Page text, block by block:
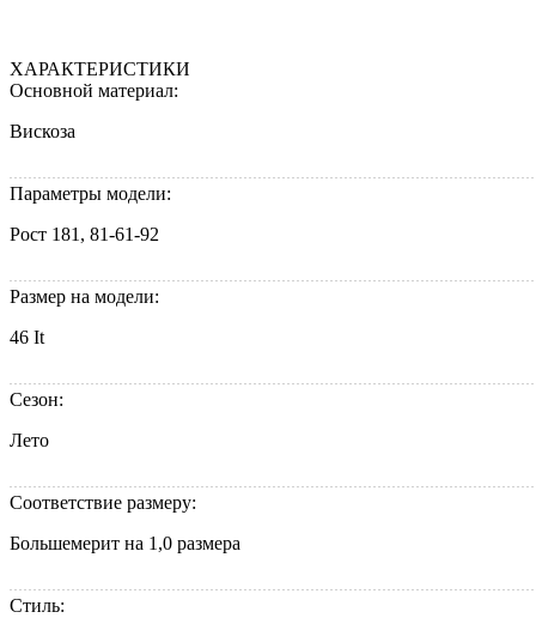
ХАРАКТЕРИСТИКИ
Основной материал:
Вискоза
Параметры модели:
Рост 181, 81-61-92
Размер на модели:
46 It
Сезон:
Лето
Соответствие размеру:
Большемерит на 1,0 размера
Стиль: